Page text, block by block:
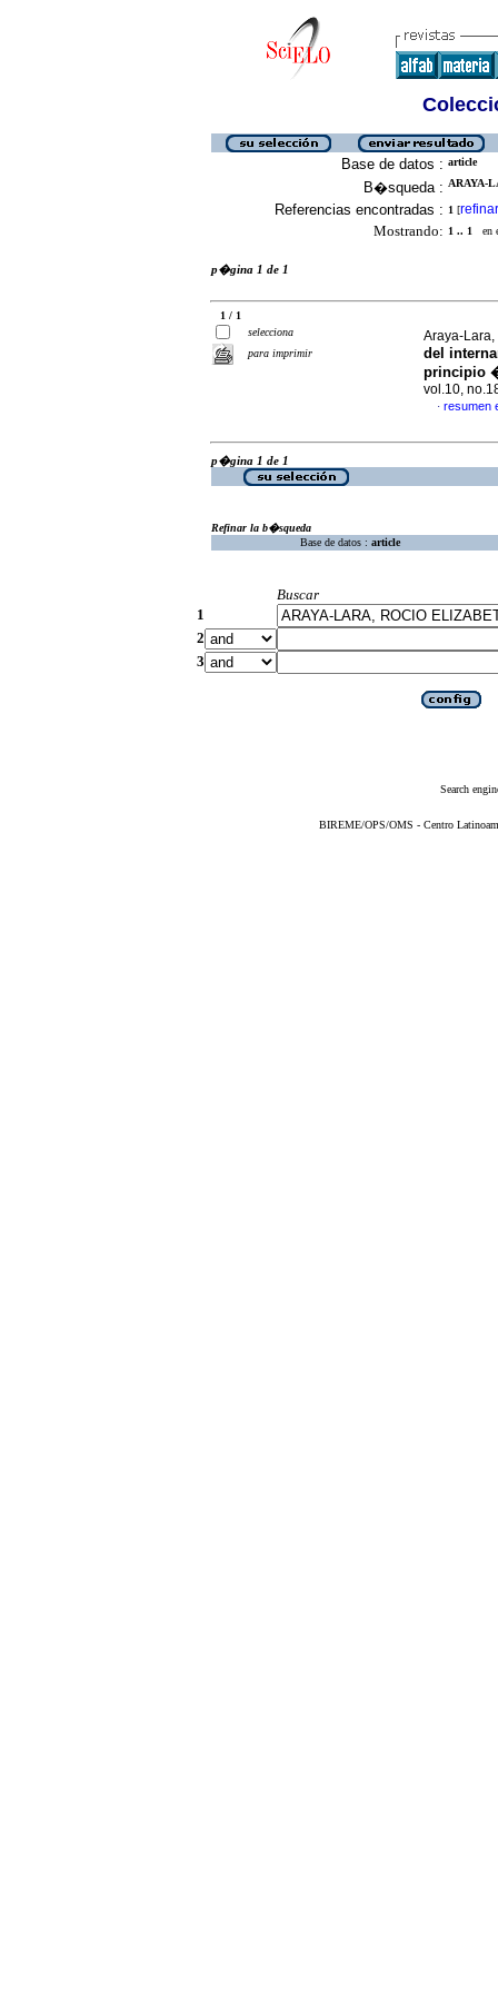
Base de datos : article
B�squeda : ARAYA-
Referencias encontradas : 1 [refinar
Mostrando: 1 .. 1 en
p�gina 1 de 1
1 / 1
selecciona
para imprimir
Araya-
del
principio
vol.10,
· resumen
p�gina 1 de 1
Refinar la b�squeda
Base de datos : article
Buscar
1
2
3
Search
BIREME/OPS/OMS - Centro